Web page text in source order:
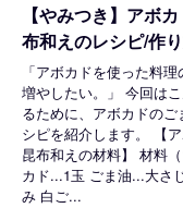
【やみつき】アボ
布和えのレシピ/作
「アボカドを使った料
増やしたい。」 今回は
るために、アボカドの
シピを紹介します。 【
昆布和えの材料】 材料
カド...1玉 ごま油...大さ
み 白ご...